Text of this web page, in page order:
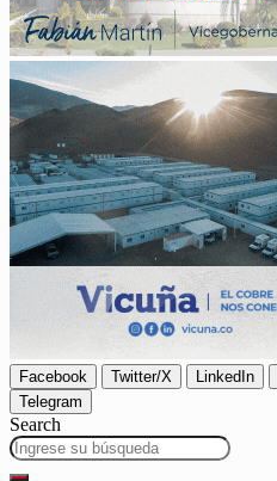
Facebook Twitter/X LinkedIn
Telegram
Search